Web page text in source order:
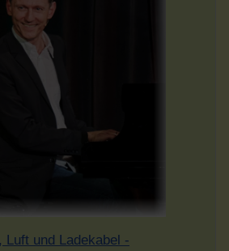
Luft und Ladekabel -